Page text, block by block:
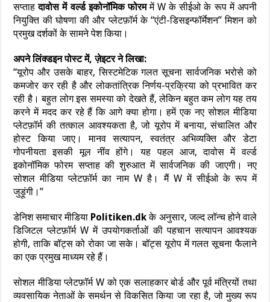
सप्ताहदावोस में वर्ल्ड इकोनॉमिक फोरममें W के सीईओ के रूप में अपनी
नियुक्ति की घोषणा की और प्लेटफ़ॉर्म के “एंटी-डिसइन्फॉर्मेशन” मिशन को
प्रमुख दर्शकों के सामने पेश किया।
अपने लिंक्डइन पोस्ट में, ज़ेइटर ने लिखा:
“यूरोप और उसके बाहर, सिस्टमेटिक गलत सूचना सार्वजनिक भरोसे को
कमजोर कर रही है और लोकतांत्रिक निर्णय-प्रक्रिया को प्रभावित कर
रही है। बहुत लोग इस समस्या को देखते हैं, लेकिन बहुत कम लोग यह तय
करने में मदद कर रहे हैं कि आगे क्या होगा। हमें एक नए सोशल मीडिया
प्लेटफ़ॉर्म की तत्काल आवश्यकता है, जो यूरोप में बनाया, संचालित और
होस्ट किया जाए। मानव सत्यापन, स्वतंत्र अभिव्यक्ति और डेटा
गोपनीयता इसकी मूल नींव होंगे। यह पहल आज, दावोस में वर्ल्ड
इकोनॉमिक फोरम सप्ताह की शुरुआत में सार्वजनिक की जाएगी। नए
सोशल मीडिया प्लेटफ़ॉर्म का नाम W है। मैं W में सीईओ के रूप में
जुड़ूंगी।”
डेनिश समाचार मीडिया Politiken.dkके अनुसार, जल्द लॉन्च होने वाले
डिजिटल प्लेटफ़ॉर्म W में उपयोगकर्ताओं की पहचान सत्यापन आवश्यक
होगी, ताकि बॉट्स को रोका जा सके। बॉट्स यूरोप में गलत सूचना फैलाने
का एक प्रमुख माध्यम रहे हैं।
सोशल मीडिया प्लेटफ़ॉर्म W को एक सलाहकार बोर्ड और पूर्व मंत्रियों तथा
व्यवसायिक नेताओं के समर्थन से विकसित किया जा रहा है, जो मुख्य रूप